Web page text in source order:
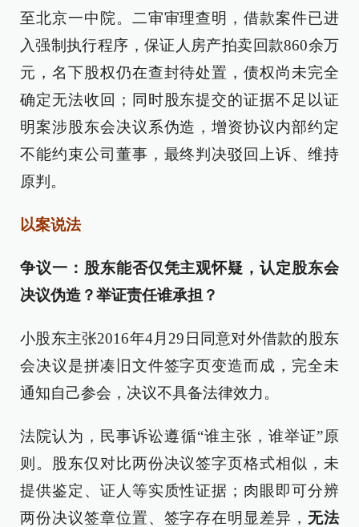
至北京一中院。二审审理查明，借款案件已进
入强制执行程序，保证人房产拍卖回款860余万
元，名下股权仍在查封待处置，债权尚未完全
确定无法收回；同时股东提交的证据不足以证
明案涉股东会决议系伪造，增资协议内部约定
不能约束公司董事，最终判决驳回上诉、维持
原判。
以案说法
争议一：股东能否仅凭主观怀疑，认定股东会
决议伪造？举证责任谁承担？
小股东主张2016年4月29日同意对外借款的股东
会决议是拼凑旧文件签字页变造而成，完全未
通知自己参会，决议不具备法律效力。
法院认为，民事诉讼遵循“谁主张，谁举证”原
则。股东仅对比两份决议签字页格式相似，未
提供鉴定、证人等实质性证据；肉眼即可分辨
两份决议签章位置、签字存在明显差异， 无法